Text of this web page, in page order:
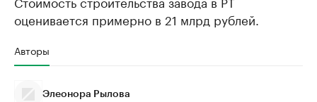
оценивается примерно в 21 млрд рублей.
Авторы
Элеонора Рылова